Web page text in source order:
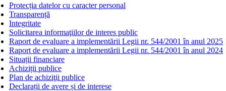
Protecția datelor cu caracter personal
Transparență
Integritate
Solicitarea informaţiilor de interes public
Raport de evaluare a implementării Legii nr. 544/2001 în anul 2025
Raport de evaluare a implementării Legii nr. 544/2001 în anul 2024
Situații financiare
Achiziții publice
Plan de achiziţii publice
Declarații de avere și de interese